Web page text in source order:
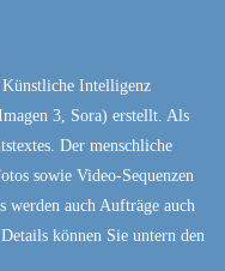
Intelligenz
3, Sora) erstellt. Als
Der menschliche
sowie Video-Sequenzen
werden auch Aufträge auch
können Sie untern den